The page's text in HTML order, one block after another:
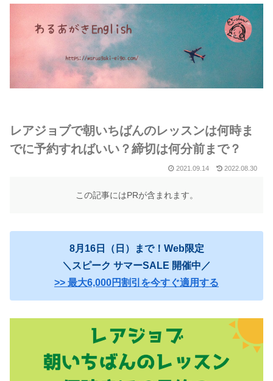
レアジョブで朝いちばんのレッスンは何時ま
でに予約すればいい？締切は何分前まで？
2021.09.14 2022.08.30
この記事にはPRが含まれます。
8月16日（日）まで！Web限定
＼スピーク サマーSALE 開催中／
>> 最大6,000円割引を今すぐ適用する